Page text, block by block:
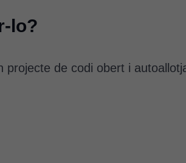
lo?
projecte de codi obert i